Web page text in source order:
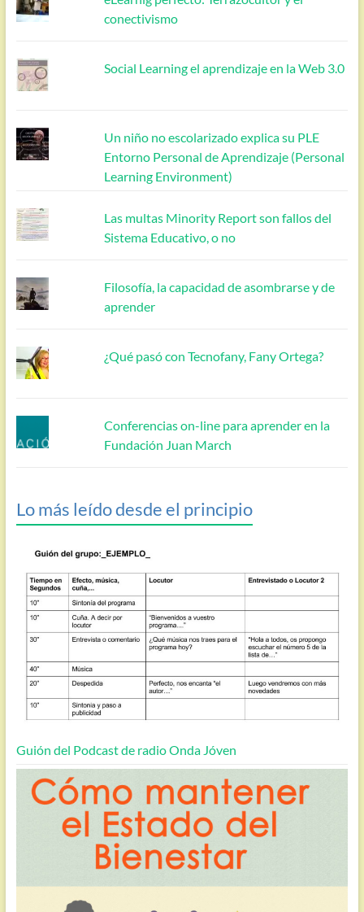
conectivismo
Social Learning el aprendizaje en la Web 3.0
Un niño no escolarizado explica su PLE
Entorno Personal de Aprendizaje (Personal
Learning Environment)
Las multas Minority Report son fallos del
Sistema Educativo, o no
Filosofía, la capacidad de asombrarse y de
aprender
¿Qué pasó con Tecnofany, Fany Ortega?
Conferencias on-line para aprender en la
Fundación Juan March
Lo más leído desde el principio
Guión del Podcast de radio Onda Jóven